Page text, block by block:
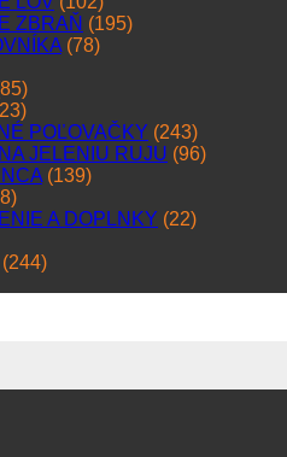
ZBRAŇ (195)
(78)
POĽOVAČKY (243)
JELENIU RUJU (96)
(139)
A DOPLNKY (22)
(244)